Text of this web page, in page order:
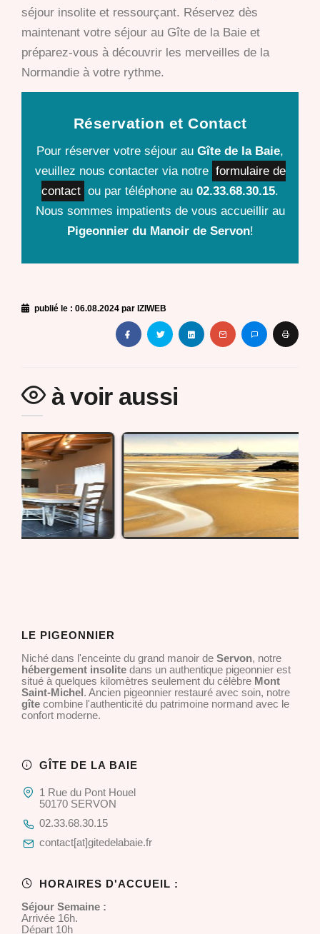
séjour insolite et ressourçant. Réservez dès
maintenant votre séjour au Gîte de la Baie et
préparez-vous à découvrir les merveilles de la
Normandie à votre rythme.
Réservation et Contact
Pour réserver votre séjour au Gîte de la Baie,
veuillez nous contacter via notre formulaire de
contact ou par téléphone au 02.33.68.30.15.
Nous sommes impatients de vous accueillir au
Pigeonnier du Manoir de Servon!
publié le : 06.08.2024 par IZIWEB
à voir aussi
LE PIGEONNIER
Niché dans l'enceinte du grand manoir de Servon, notre
hébergement insolite dans un authentique pigeonnier est
situé à quelques kilomètres seulement du célèbre Mont
Saint-Michel. Ancien pigeonnier restauré avec soin, notre
gîte combine l'authenticité du patrimoine normand avec le
confort moderne.
GÎTE DE LA BAIE
1 Rue du Pont Houel
50170 SERVON
02.33.68.30.15
contact[at]gitedelabaie.fr
HORAIRES D'ACCUEIL :
Séjour Semaine :
Arrivée 16h.
Départ 10h